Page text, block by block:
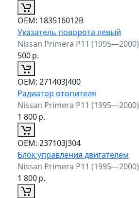
ОЕМ: 183516012B
Указатель поворота левый
Nissan Primera P11 (1995—2000)
500р.
ОЕМ: 271403J400
Радиатор отопителя
Nissan Primera P11 (1995—2000)
1 800р.
ОЕМ: 237103J304
Блок управления двигателем
Nissan Primera P11 (1995—2000)
1 800р.